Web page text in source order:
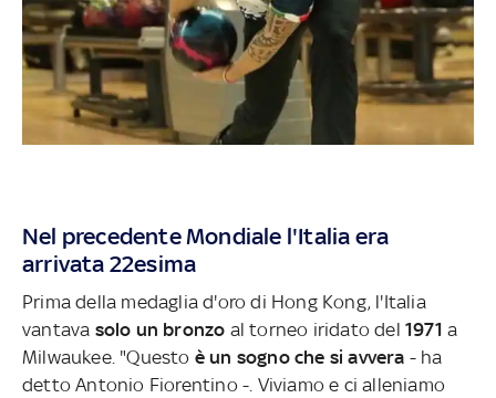
Nel precedente Mondiale l'Italia era
arrivata 22esima
Prima della medaglia d'oro di Hong Kong, l'Italia
vantava solo un bronzo al torneo iridato del1971a
Milwaukee. "Questo è un sogno che si avvera - ha
detto Antonio Fiorentino -. Viviamo e ci alleniamo